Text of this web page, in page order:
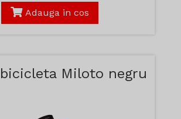
Adauga in cos
Miloto negru